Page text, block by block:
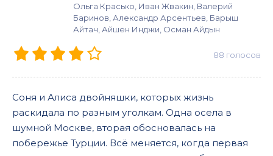
Ольга Красько, Иван Жвакин, Валерий
Баринов, Александр Арсентьев, Барыш
Айтач, Айшен Инджи, Осман Айдын
88 голосов
Соня и Алиса двойняшки, которых жизнь
раскидала по разным уголкам. Одна осела в
шумной Москве, вторая обосновалась на
побережье Турции. Всё меняется, когда первая